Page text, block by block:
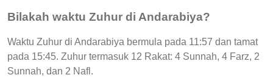
Bilakah waktu Zuhur di Andarabiya?
Waktu Zuhur di Andarabiya bermula pada 11:57 dan tamat
pada 15:45. Zuhur termasuk 12 Rakat: 4 Sunnah, 4 Farz, 2
Sunnah, dan 2 Nafl.